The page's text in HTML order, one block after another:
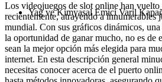
Yağ ve Kimyasal Emici Varil
Los videojuegos de slot online han vuelto
recientemente, atrayendo a innumerables
mundial. Con sus gráficos dinámicos,
la oportunidad de ganar mucho, no es de
sean la mejor opción más elegida para
internet. En esta descripción general
necesitas conocer acerca de el puerto